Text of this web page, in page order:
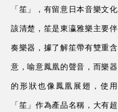
「笙」，有留意日本音樂文化
該清楚，笙是東瀛雅樂主要伴
奏樂器，據了解笙帶有雙重含
意，喻意鳳凰的聲音，而樂器
的形狀也像鳳凰展翅，使用
「笙」作為產品名稱，大有超